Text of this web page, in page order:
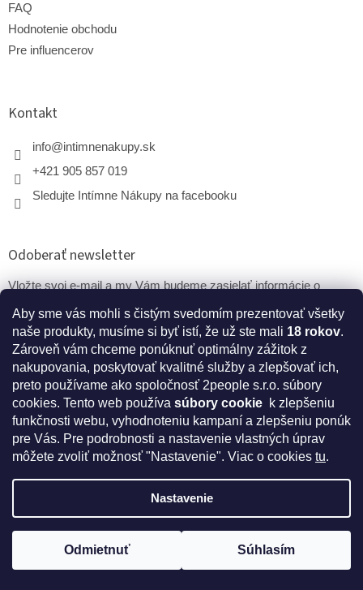
Aby sme vás mohli s čistým svedomím prezentovať všetky
naše produkty, musíme si byť istí, že už ste mali 18 rokov.
Zároveň vám chceme ponúknuť optimálny zážitok z
nakupovania, poskytovať kvalitné služby a zlepšovať ich,
preto používame ako spoločnosť 2people s.r.o. súbory
cookies. Tento web používa súbory cookie k zlepšeniu
funkčnosti webu, vyhodnoteniu kampaní a zlepšeniu ponúk
pre Vás. Pre podrobnosti a nastavenie vlastných úprav
môžete zvoliť možnosť "Nastavenie". Viac o cookies tu.
Nastavenie
Odmietnuť Súhlasím
FAQ
Hodnotenie obchodu
Pre influencerov
Kontakt
info@intimnenakupy.sk
+421 905 857 019
Sledujte Intímne Nákupy na facebooku
Odoberať newsletter
Vložte svoj e-mail a my Vám budeme zasielať informácie o
Email
PRIHLÁSIŤ SA
* Disclaimer: Bezpečnostné prehlásenie k výživovým
doplnkom a kozmetike
Získajte kód na zľavu 5%